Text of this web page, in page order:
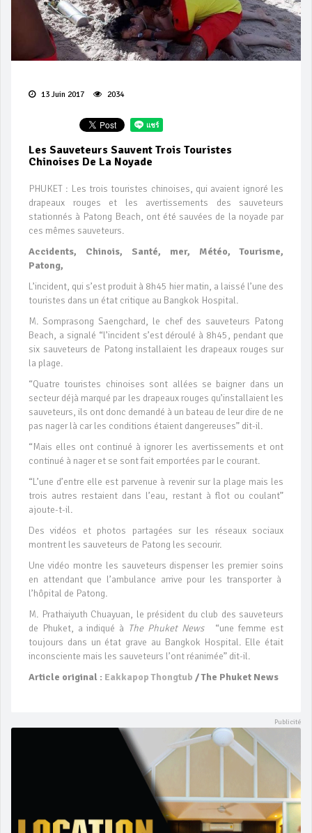
13 Juin 2017 2034
Les Sauveteurs Sauvent Trois Touristes
Chinoises De La Noyade
PHUKET : Les trois touristes chinoises, qui avaient ignoré les
drapeaux rouges et les avertissements des sauveteurs
stationnés à Patong Beach, ont été sauvées de la noyade par
ces mêmes sauveteurs.
Accidents, Chinois, Santé, mer, Météo, Tourisme,
Patong,
L’incident, qui s’est produit à 8h45 hier matin, a laissé l’une des
touristes dans un état critique au Bangkok Hospital.
M. Somprasong Saengchard, le chef des sauveteurs Patong
Beach, a signalé “l’incident s’est déroulé à 8h45, pendant que
six sauveteurs de Patong installaient les drapeaux rouges sur
la plage.
“Quatre touristes chinoises sont allées se baigner dans un
secteur déjà marqué par les drapeaux rouges qu’installaient les
sauveteurs, ils ont donc demandé à un bateau de leur dire de ne
pas nager là car les conditions étaient dangereuses” dit-il.
“Mais elles ont continué à ignorer les avertissements et ont
continué à nager et se sont fait emportées par le courant.
“L’une d’entre elle est parvenue à revenir sur la plage mais les
trois autres restaient dans l’eau, restant à flot ou coulant”
ajoute-t-il.
Des vidéos et photos partagées sur les réseaux sociaux
montrent les sauveteurs de Patong les secourir.
Une vidéo montre les sauveteurs dispenser les premier soins
en attendant que l’ambulance arrive pour les transporter à
l’hôpital de Patong.
M. Prathaiyuth Chuayuan, le président du club des sauveteurs
de Phuket, a indiqué à The Phuket News
“une femme est
toujours dans un état grave au Bangkok Hospital. Elle était
inconsciente mais les sauveteurs l’ont réanimée” dit-il.
Article original : Eakkapop Thongtub / The Phuket News